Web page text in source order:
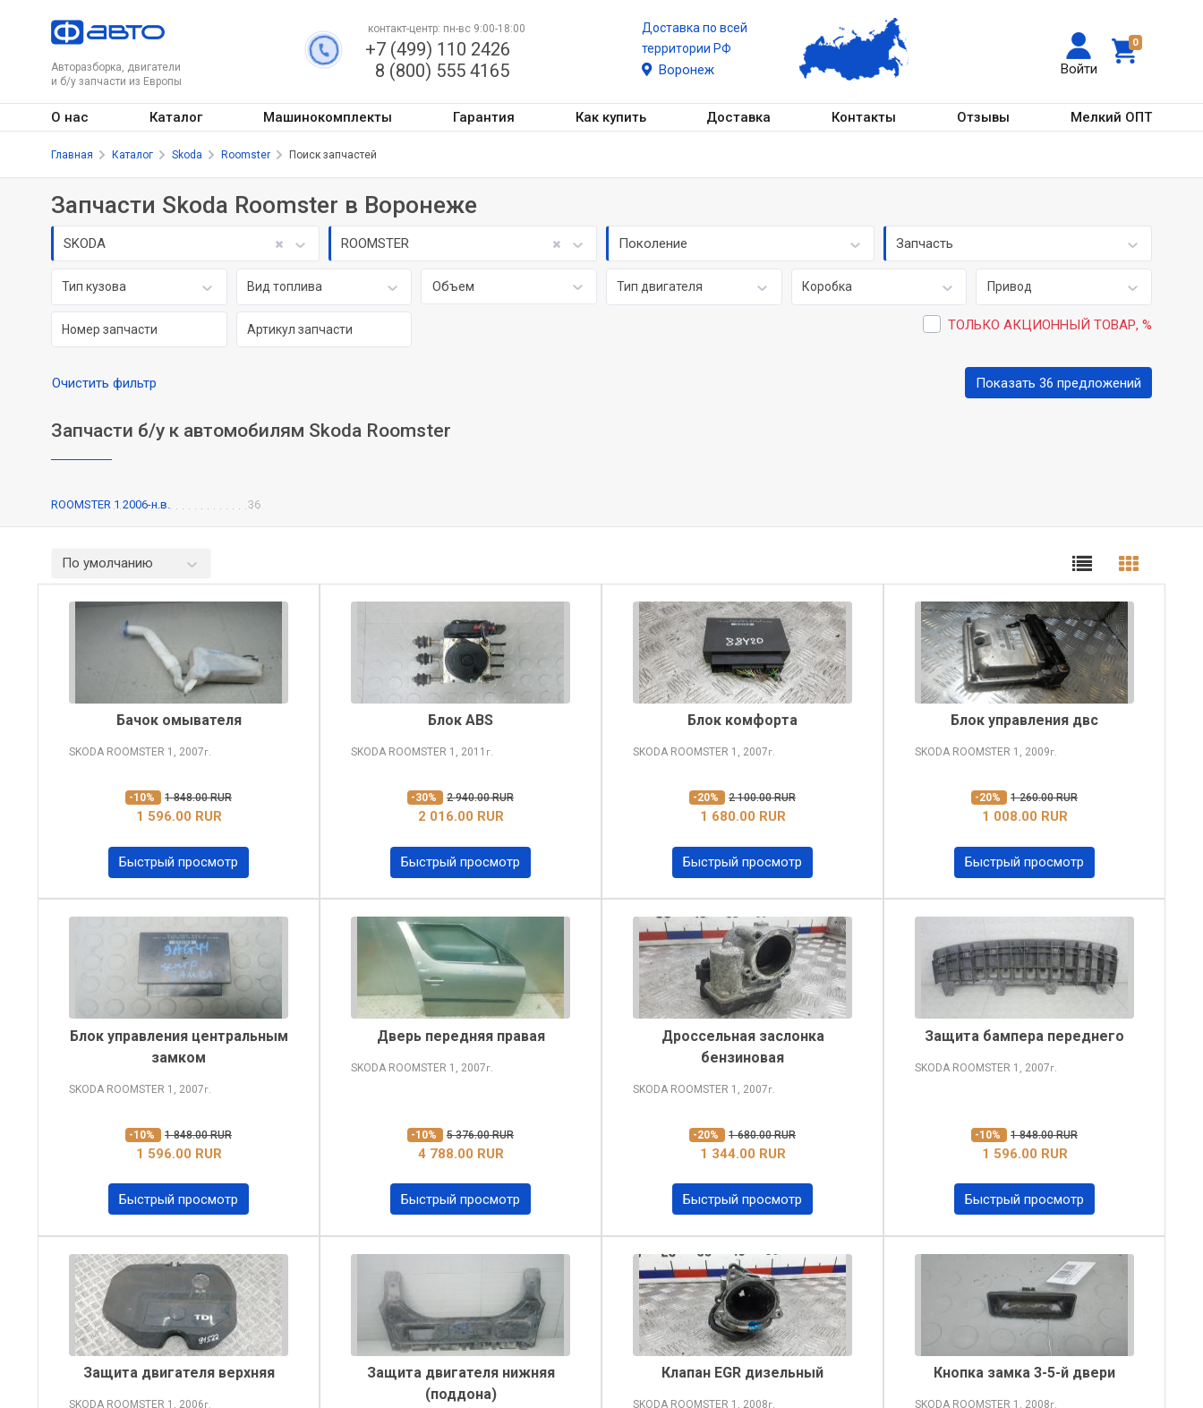
Авторазборка, двигатели
и б/у запчасти из Европы
0
Войти
контакт-центр: пн-вс 9:00-18:00
+7 (499) 110 2426
8 (800) 555 4165
Доставка по всей
территории РФ
Воронеж
О нас Каталог Машинокомплекты Гарантия Как купить Доставка Контакты Отзывы Мелкий ОПТ
Главная Каталог Skoda Roomster Поиск запчастей
Запчасти Skoda Roomster в Воронеже
SKODA ROOMSTER Поколение Запчасть
Тип кузова Вид топлива Объем Тип двигателя Коробка Привод
ТОЛЬКО АКЦИОННЫЙ ТОВАР, %
Очистить фильтр Показать 36 предложений
Запчасти б/у к автомобилям Skoda Roomster
ROOMSTER 1 2006-н.в. 36
По умолчанию
Бачок омывателя
SKODA ROOMSTER 1, 2007г.
-10% 1 848.00 RUR
1 596.00 RUR
Быстрый просмотр
Блок ABS
SKODA ROOMSTER 1, 2011 г.
-30% 2 940.00 RUR
2 016.00 RUR
Быстрый просмотр
Блок комфорта
SKODA ROOMSTER 1, 2007г.
-20% 2 100.00 RUR
1 680.00 RUR
Быстрый просмотр
Блок управления двс
SKODA ROOMSTER 1, 2009г.
-20% 1 260.00 RUR
1 008.00 RUR
Быстрый просмотр
Блок управления центральным
замком
SKODA ROOMSTER 1, 2007г.
-10% 1 848.00 RUR
1 596.00 RUR
Быстрый просмотр
Дверь передняя правая
SKODA ROOMSTER 1, 2007г.
-10% 5 376.00 RUR
4 788.00 RUR
Быстрый просмотр
Дроссельная заслонка
бензиновая
SKODA ROOMSTER 1, 2007г.
-20% 1 680.00 RUR
1 344.00 RUR
Быстрый просмотр
Защита бампера переднего
SKODA ROOMSTER 1, 2007г.
-10% 1 848.00 RUR
1 596.00 RUR
Быстрый просмотр
Защита двигателя верхняя
SKODA ROOMSTER 1, 2006г.
Защита двигателя нижняя
(поддона)
Клапан EGR дизельный
SKODA ROOMSTER 1, 2008г.
Кнопка замка 3-5-й двери
SKODA ROOMSTER 1, 2008г.